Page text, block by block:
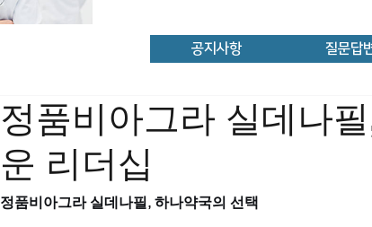
공지사항 질문답
정품비아그라 실데나
운 리더십
정품비아그라 실데나필, 하나약국의 선택